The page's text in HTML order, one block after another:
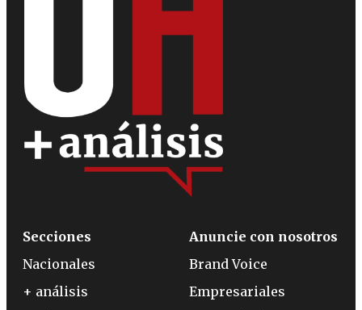
Secciones
Nacionales
+ análisis
Anuncie con nosotros
Brand Voice
Empresariales